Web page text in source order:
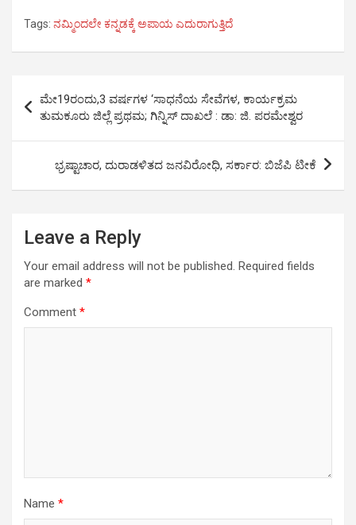
c
o
k
i
r
a
p
p
n
I
n
l
a
m
a
Tags: ನಮ್ಮಿಂದಲೇ ಕನ್ನಡಕ್ಕೆ ಅಪಾಯ ಎದುರಾಗುತ್ತಿದೆ
navigation
ಮೇ19ರಂದು,3 ವರ್ಷಗಳ ‘ಸಾಧನೆಯ ಸೇವೆಗಳ, ಕಾರ್ಯಕ್ರಮ
ತುಮಕೂರು ಜಿಲ್ಲೆ ಪ್ರಥಮ; ಗಿನ್ನಿಸ್ ದಾಖಲೆ : ಡಾ: ಜಿ. ಪರಮೇಶ್ವರ
ಭ್ರಷ್ಟಾಚಾರ, ದುರಾಡಳಿತದ ಜನವಿರೋಧಿ, ಸರ್ಕಾರ: ಬಿಜೆಪಿ ಟೀಕೆ
Leave a Reply
Your email address will not be published. Required fields
are marked *
Comment *
Name *